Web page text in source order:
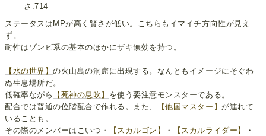
さ:714
ステータスはMPが高く賢さが低い。こちらもイマイチ方向性が見え
ず。
耐性はゾンビ系の基本のほかにザキ無効を持つ。
【水の世界】の火山島の洞窟に出現する。なんともイメージにそぐわ
ぬ生息場所だ。
低確率ながら
【死神の息吹】 を使う要注意モンスターである。
配合では普通の位階配合で作れる。また、
【他国マスター】が連れて
いることも。
その際のメンバーはこいつ・
【スカルゴン】 ・ 【スカルライダー】
・